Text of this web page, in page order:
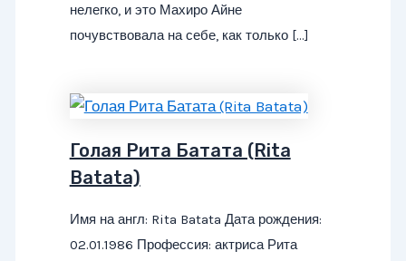
нелегко, и это Махиро Айне
почувствовала на себе, как только […]
Голая Рита Батата (Rita
Batata)
Имя на англ: Rita Batata Дата рождения:
02.01.1986 Профессия: актриса Рита